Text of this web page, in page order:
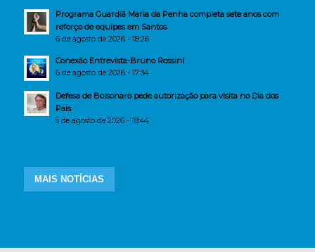
Programa Guardiã Maria da Penha completa sete anos com
reforço de equipes em Santos
6 de agosto de 2026 - 18:26
Conexão Entrevista-Bruno Rossini
6 de agosto de 2026 - 17:34
Defesa de Bolsonaro pede autorização para visita no Dia dos
Pais
5 de agosto de 2026 - 18:44
MAIS NOTÍCIAS